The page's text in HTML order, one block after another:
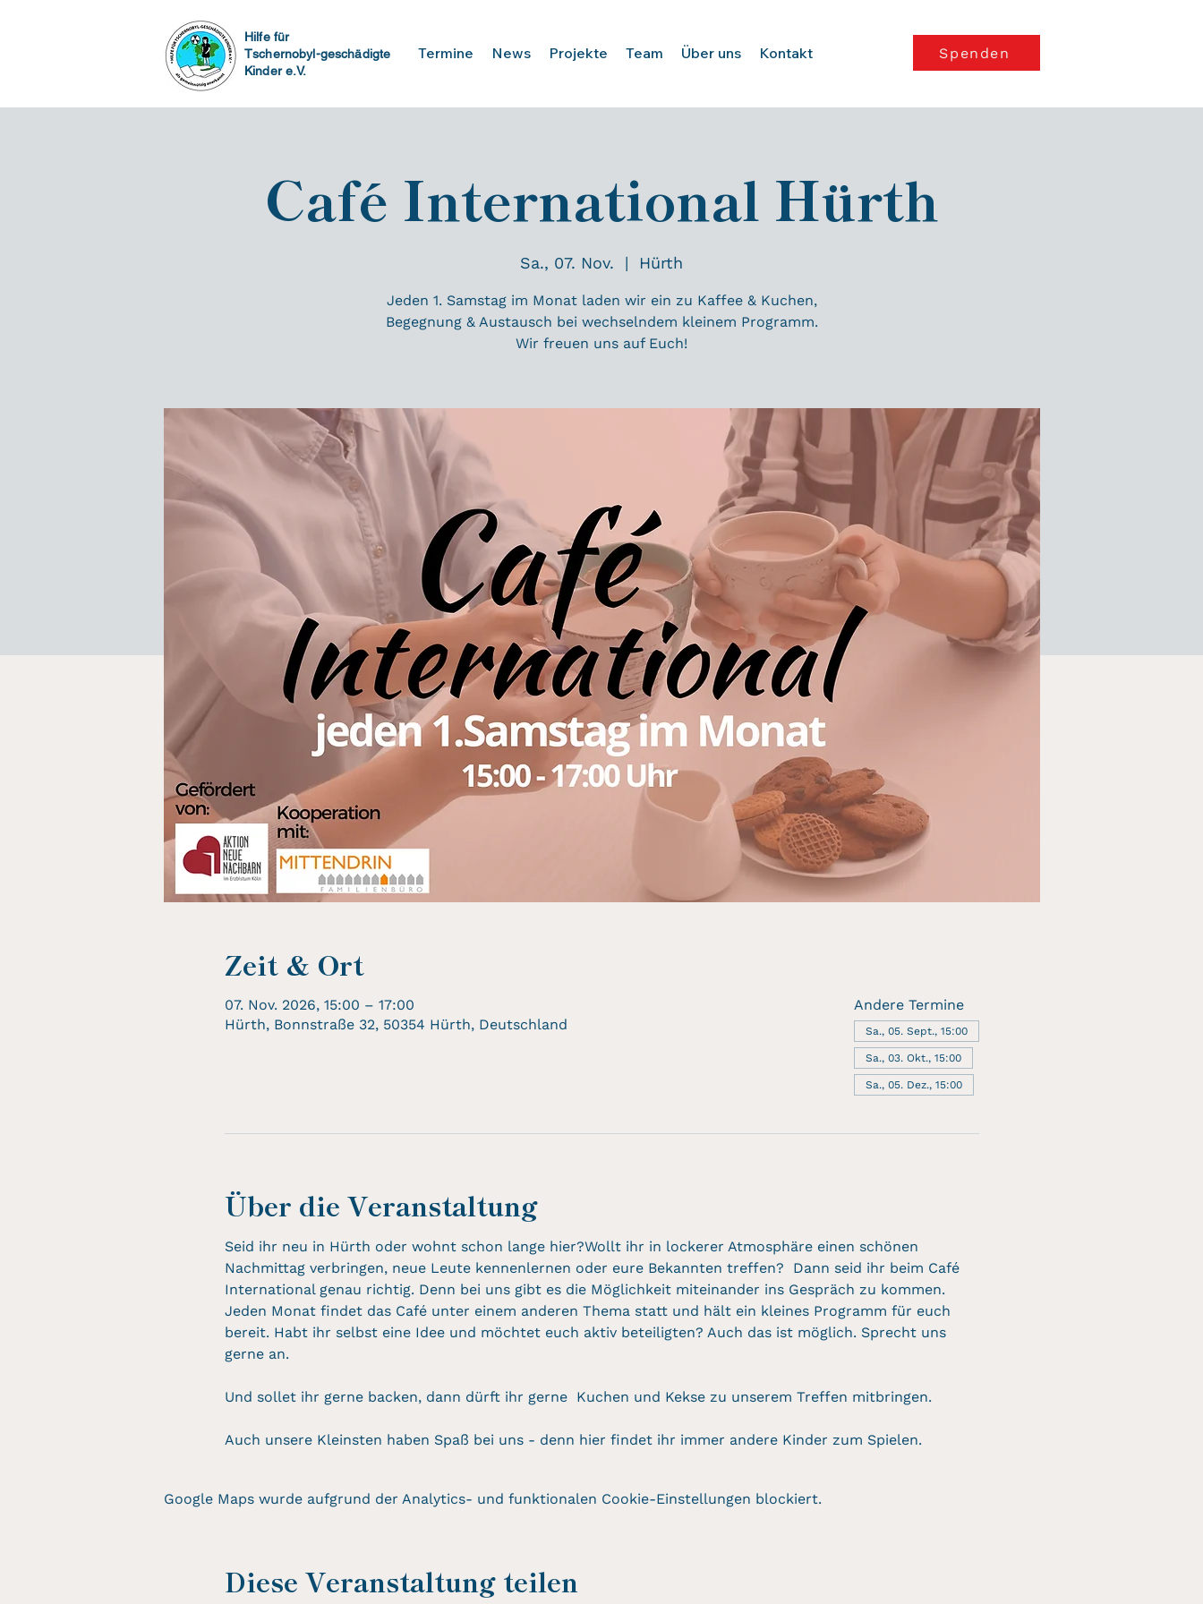
Hilfe für
Tschernobyl-geschädigte
Kinder e.V.
Termine News Projekte Team Über uns Kontakt Spenden
Café International Hürth
Sa., 07. Nov.
  |
Hürth
Jeden 1. Samstag im Monat laden wir ein zu Kaffee & Kuchen,
Begegnung & Austausch bei wechselndem kleinem Programm.
Wir freuen uns auf Euch!
Zeit & Ort
07. Nov. 2026, 15:00 – 17:00
Hürth, Bonnstraße 32, 50354 Hürth, Deutschland
Andere Termine
Sa., 05. Sept., 15:00
Sa., 03. Okt., 15:00
Sa., 05. Dez., 15:00
Über die Veranstaltung
Seid ihr neu in Hürth oder wohnt schon lange hier?Wollt ihr in lockerer Atmosphäre einen schönen
Nachmittag verbringen, neue Leute kennenlernen oder eure Bekannten treffen?  Dann seid ihr beim Café
International genau richtig. Denn bei uns gibt es die Möglichkeit miteinander ins Gespräch zu kommen.
Jeden Monat findet das Café unter einem anderen Thema statt und hält ein kleines Programm für euch
bereit. Habt ihr selbst eine Idee und möchtet euch aktiv beteiligten? Auch das ist möglich. Sprecht uns
gerne an.
Und sollet ihr gerne backen, dann dürft ihr gerne  Kuchen und Kekse zu unserem Treffen mitbringen.
Auch unsere Kleinsten haben Spaß bei uns - denn hier findet ihr immer andere Kinder zum Spielen.
Google Maps wurde aufgrund der Analytics- und funktionalen Cookie-Einstellungen blockiert.
Diese Veranstaltung teilen